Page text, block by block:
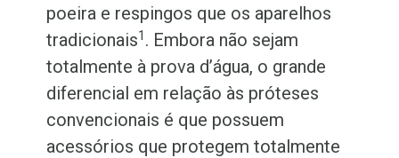
poeira e respingos que os aparelhos
tradicionais1 . Embora não sejam
totalmente à prova d’água, o grande
diferencial em relação às próteses
convencionais é que possuem
acessórios que protegem totalmente